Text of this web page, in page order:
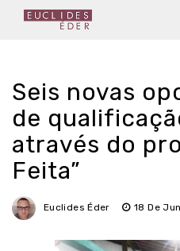
Seis novas
de
através do
Feita”
Euclides Éder 18 De